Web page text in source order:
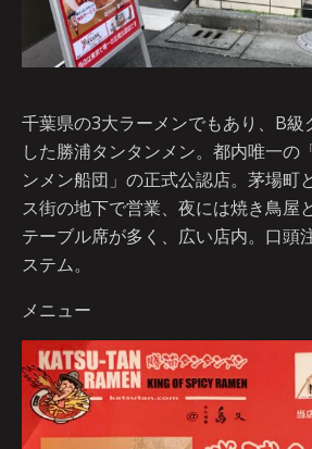
千葉県の3大ラーメンでもあり、B級
した勝浦タンタンメン。都内唯一の
ンメン船団」の正式公認店。茅場町
ス街の地下で営業、夜には焼き鳥屋
テーブル席が多く、広い店内。口頭
ステム。
メニュー